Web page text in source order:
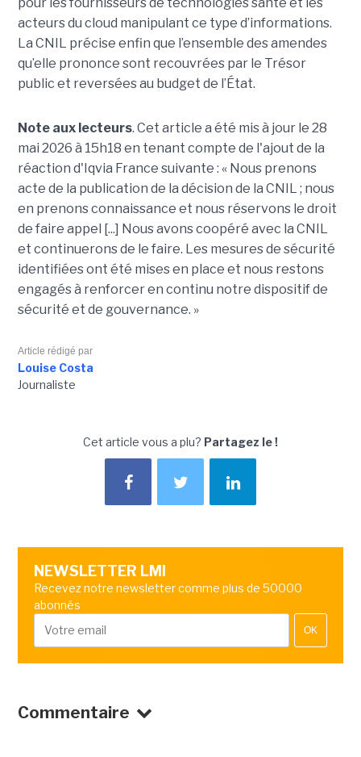
acteurs du cloud manipulant ce type d’informations.
La CNIL précise enfin que l’ensemble des amendes
qu’elle prononce sont recouvrées par le Trésor
public et reversées au budget de l’État.
Note aux lecteurs. Cet article a été mis à jour le 28
mai 2026 à 15h18 en tenant compte de l'ajout de la
réaction d'Iqvia France suivante : « Nous prenons
acte de la publication de la décision de la CNIL ; nous
en prenons connaissance et nous réservons le droit
de faire appel [...] Nous avons coopéré avec la CNIL
et continuerons de le faire. Les mesures de sécurité
identifiées ont été mises en place et nous restons
engagés à renforcer en continu notre dispositif de
sécurité et de gouvernance. »
Article rédigé par
Louise Costa
Journaliste
Cet article vous a plu? Partagez le !
NEWSLETTER LMI
Recevez notre newsletter comme plus de 50000
abonnés
OK
Commentaire